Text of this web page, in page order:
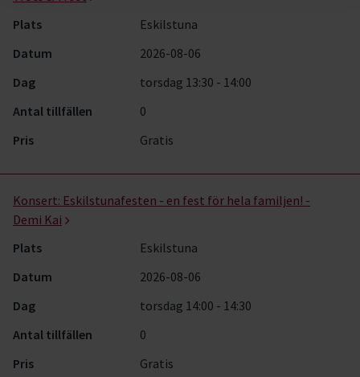
Plats
Eskilstuna
Datum
2026-08-06
Dag
torsdag 13:30 - 14:00
Antal tillfällen
0
Pris
Gratis
Konsert: Eskilstunafesten - en fest för hela familjen! -
Demi Kai
Plats
Eskilstuna
Datum
2026-08-06
Dag
torsdag 14:00 - 14:30
Antal tillfällen
0
Pris
Gratis